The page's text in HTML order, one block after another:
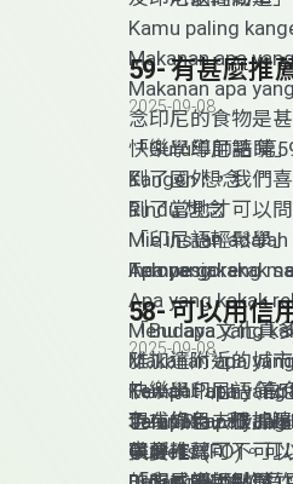
Kamu paling
Makanan apa
Makanan apa
念印尼的食物是
「Guru導師點睛」
Kangen 想念
Rindu 想念
Mie instan
Indonesia!
Tempe goreng
「Budaya文化真
雅加達附近的城
Kawah Putih（白
色或綠色，根據
寧靜。
Jalan Riau 和
Outlets (FO)。可
美食推薦：
59- 有甚麼推
2025-09-08
快樂學印尼語 第
到了國外，我們
到了當地才可以
「印尼語輕鬆學」
Apa yang kakak
Apa yang kakak
Menu apa yang
Makanan apa
Tempat apa yang
Tempat apa
58- 可以用信
2025-09-08
快樂學印尼語 第
現在如果去雅加
候要確認可不可